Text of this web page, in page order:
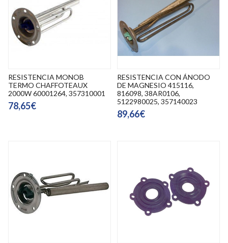
RESISTENCIA MONOB
TERMO CHAFFOTEAUX
2000W 60001264, 357310001
78,65€
RESISTENCIA CON ÁNODO
DE MAGNESIO 415116,
816098, 38AR0106,
5122980025, 357140023
89,66€